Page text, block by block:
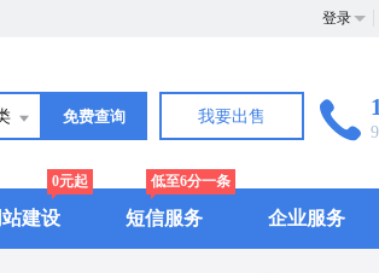
登录
免费查询 我要出售
站建设
0元起
短信服务
低至6分一条
企业服务